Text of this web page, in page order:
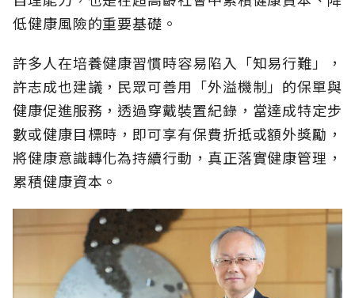
低健康風險的重要基礎。
許多人在培養健康習慣時容易陷入「知易行難」，
許志成也建議，民眾可善用「外溢機制」的保單與
健康促進服務，透過穿戴裝置紀錄，當達成特定步
數或健康目標時，即可享有保費折抵或額外獎勵，
將健康意識轉化為持續行動，真正落實健康管理，
累積健康資本。